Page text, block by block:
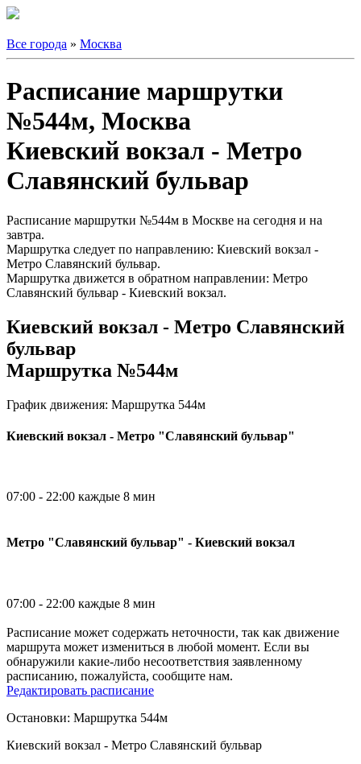
Все города » Москва
Расписание маршрутки
№544м, Москва
Киевский вокзал - Метро
Славянский бульвар
Расписание маршрутки №544м в Москве на сегодня и на
завтра.
Маршрутка следует по направлению: Киевский вокзал -
Метро Славянский бульвар.
Маршрутка движется в обратном направлении: Метро
Славянский бульвар - Киевский вокзал.
Киевский вокзал - Метро Славянский
бульвар
Маршрутка №544м
График движения: Маршрутка 544м
Киевский вокзал - Метро "Славянский бульвар"
07:00 - 22:00 каждые 8 мин
Метро "Славянский бульвар" - Киевский вокзал
07:00 - 22:00 каждые 8 мин
Расписание может содержать неточности, так как движение
маршрута может измениться в любой момент. Если вы
обнаружили какие-либо несоответствия заявленному
расписанию, пожалуйста, сообщите нам.
Редактировать расписание
Остановки: Маршрутка 544м
Киевский вокзал - Метро Славянский бульвар